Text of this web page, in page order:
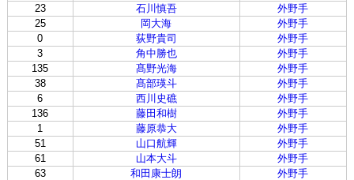
23
石川慎吾
外野手
25
岡大海
外野手
0
荻野貴司
外野手
3
角中勝也
外野手
135
髙野光海
外野手
38
髙部瑛斗
外野手
6
西川史礁
外野手
136
藤田和樹
外野手
1
藤原恭大
外野手
51
山口航輝
外野手
61
山本大斗
外野手
63
和田康士朗
外野手